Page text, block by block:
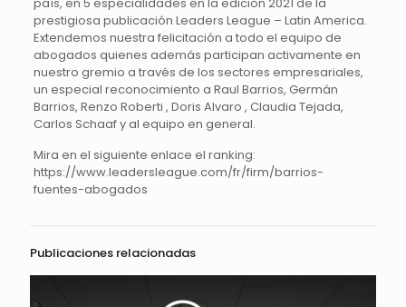
prestigiosa publicación Leaders League – Latin America.
Extendemos nuestra felicitación a todo el equipo de
abogados quienes además participan activamente en
nuestro gremio a través de los sectores empresariales,
un especial reconocimiento a Raul Barrios, Germán
Barrios, Renzo Roberti , Doris Alvaro , Claudia Tejada,
Carlos Schaaf y al equipo en general.
Mira en el siguiente enlace el ranking:
https://www.leadersleague.com/fr/firm/barrios-
fuentes-abogados
Publicaciones relacionadas